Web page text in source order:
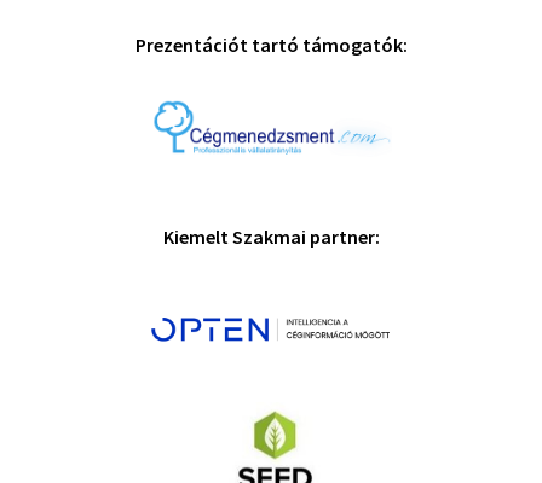
Prezentációt tartó támogatók:
Kiemelt Szakmai partner: